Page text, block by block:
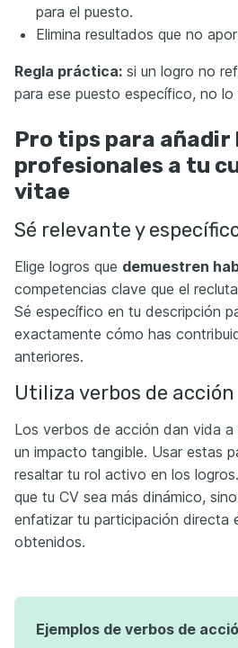
para el puesto.
Elimina resultados que no
Regla práctica: si un logro no
para ese puesto específico, no lo
Pro tips para añadir
profesionales a tu
vitae
Sé relevante y
Elige logros que demuestren
competencias clave que el
Sé específico en tu descripción
exactamente cómo has
anteriores.
Utiliza verbos de acción
Los verbos de acción dan vida a
un impacto tangible. Usar estas
resaltar tu rol activo en los
que tu CV sea más dinámico,
enfatizar tu participación directa
obtenidos.
Ejemplos de verbos de